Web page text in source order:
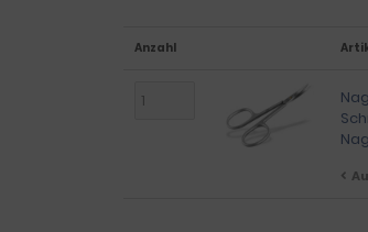
Anzahl